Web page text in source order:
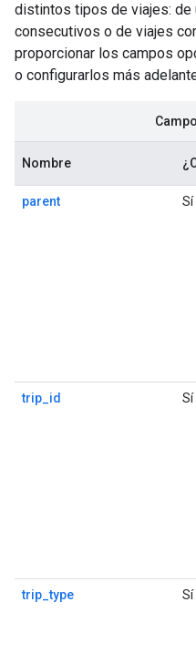
distintos tipos de viajes: de
consecutivos o de viajes
proporcionar los campos
o configurarlos más
Nombre
parent Sí
trip_id Sí
trip_type Sí